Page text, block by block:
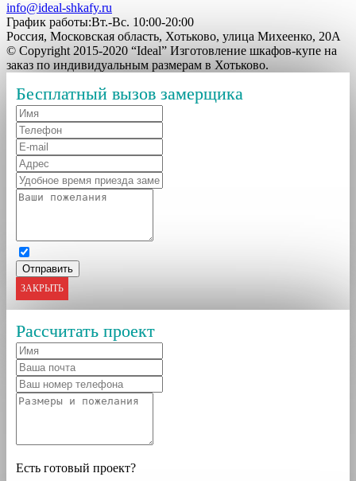
info@ideal-shkafy.ru
График работы:Вт.-Вс. 10:00-20:00
Россия, Московская область, Хотьково, улица Михеенко, 20А
© Copyright 2015-2020 “Ideal” Изготовление шкафов-купе на
заказ по индивидуальным размерам в Хотьково.
Бесплатный вызов замерщика
ЗАКРЫТЬ
Рассчитать проект
Есть готовый проект?